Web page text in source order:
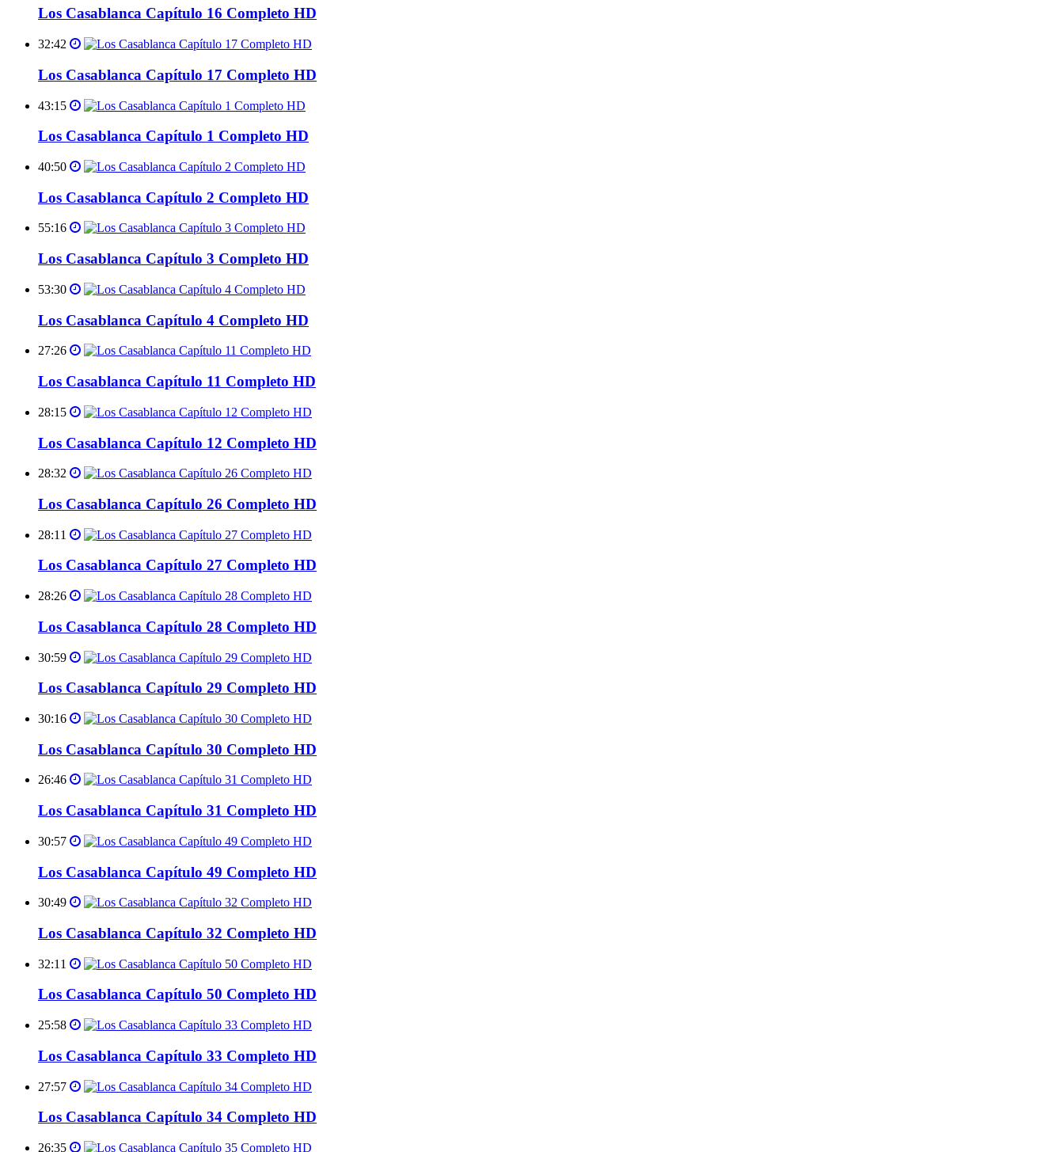
Los Casablanca Capítulo 16 Completo HD
32:42
Los Casablanca Capítulo 17 Completo HD
43:15
Los Casablanca Capítulo 1 Completo HD
40:50
Los Casablanca Capítulo 2 Completo HD
55:16
Los Casablanca Capítulo 3 Completo HD
53:30
Los Casablanca Capítulo 4 Completo HD
27:26
Los Casablanca Capítulo 11 Completo HD
28:15
Los Casablanca Capítulo 12 Completo HD
28:32
Los Casablanca Capítulo 26 Completo HD
28:11
Los Casablanca Capítulo 27 Completo HD
28:26
Los Casablanca Capítulo 28 Completo HD
30:59
Los Casablanca Capítulo 29 Completo HD
30:16
Los Casablanca Capítulo 30 Completo HD
26:46
Los Casablanca Capítulo 31 Completo HD
30:57
Los Casablanca Capítulo 49 Completo HD
30:49
Los Casablanca Capítulo 32 Completo HD
32:11
Los Casablanca Capítulo 50 Completo HD
25:58
Los Casablanca Capítulo 33 Completo HD
27:57
Los Casablanca Capítulo 34 Completo HD
26:35